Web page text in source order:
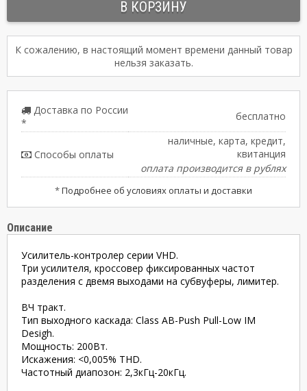
К сожалению, в настоящий момент времени данный товар
нельзя заказать.
Доставка по России
*
бесплатно
Способы оплаты
наличные, карта, кредит,
квитанция
оплата производится в рублях
*Подробнее об условиях оплаты и доставки
Описание
Усилитель-контролер серии VHD.
Три усилителя, кроссовер фиксированных частот
разделения с двемя выходами на субвуферы, лимитер.
ВЧ тракт.
Тип выходного каскада: Class AB-Push Pull-Low IM
Desigh.
Мощность: 200Вт.
Искaжения: <0,005% THD.
Частотный диапозон: 2,3кГц-20кГц.